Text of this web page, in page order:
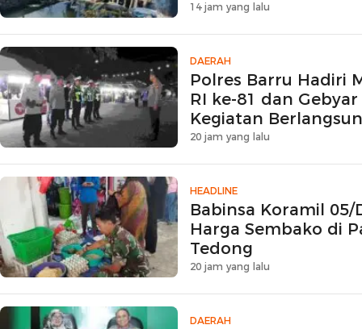
14 jam yang lalu
DAERAH
Polres Barru Hadiri
RI ke-81 dan
Kegiatan
Kondusif
20 jam yang lalu
HEADLINE
Babinsa Koramil
Harga Sembako di
Tedong
20 jam yang lalu
DAERAH